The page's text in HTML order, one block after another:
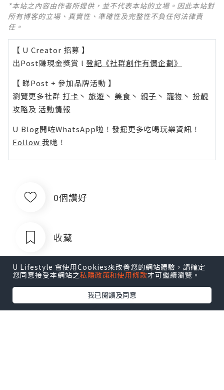
*本站之內容由作者所提供，並不代表本站的立場。因此本站對
所有博客的立場、真實性、準確性及完整性不負任何法律責
任。
【 U Creator 招募 】
出Post賺現金獎賞 l 登記《社群創作有價企劃》
【 睇Post + 參加品牌活動 】
瀏覽更多社群 打卡 丶 旅遊 丶 美食 丶 親子 丶 寵物 丶 扮靚
攻略及 活動情報
U Blog開咗WhatsApp啦！發掘更多吃喝玩樂資訊！
Follow 我哋 ！
0個讚好
收藏
U Lifestyle 會使用Cookies來改善您的網站體驗，請確定
您同意接受本網站之私隱政策和使用條款才可繼續瀏覽。
我已閱讀及同意